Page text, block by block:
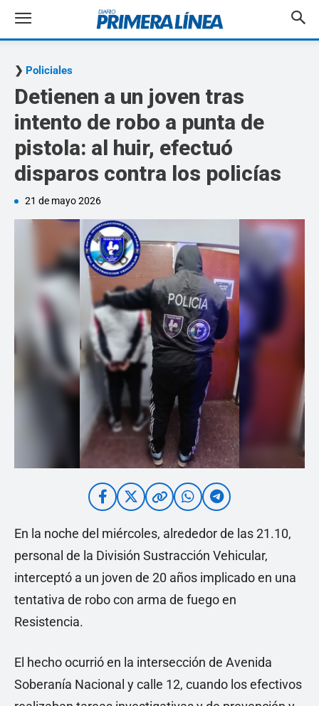
Policiales
Detienen a un joven tras
intento de robo a punta de
pistola: al huir, efectuó
disparos contra los policías
21 de mayo 2026
En la noche del miércoles, alrededor de las 21.10,
personal de la División Sustracción Vehicular,
interceptó a un joven de 20 años implicado en una
tentativa de robo con arma de fuego en
Resistencia.
El hecho ocurrió en la intersección de Avenida
Soberanía Nacional y calle 12, cuando los efectivos